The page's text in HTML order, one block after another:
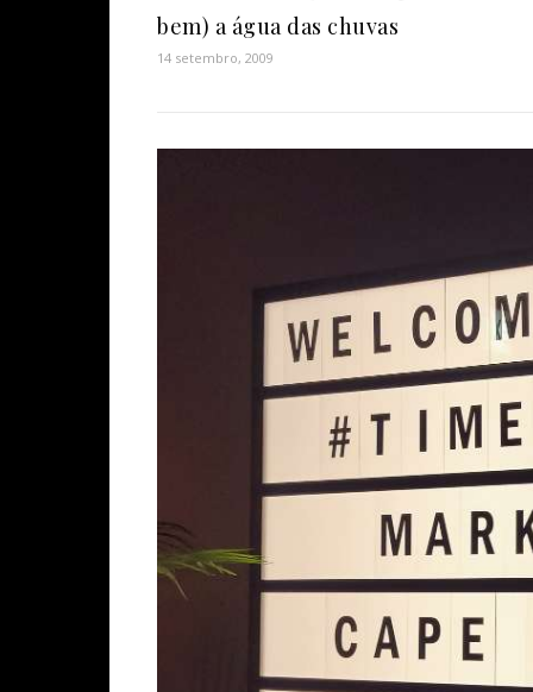
bem) a água das chuvas
14 setembro, 2009